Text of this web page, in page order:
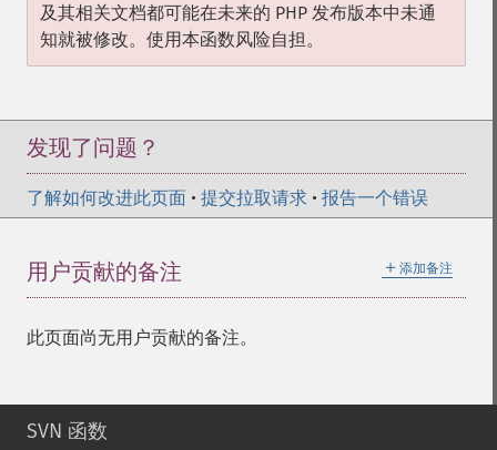
及其相关文档都可能在未来的 PHP 发布版本中未通
知就被修改。使用本函数风险自担。
发现了问题？
了解如何改进此页面 • 提交拉取请求 • 报告一个错误
＋ 添加备注
用户贡献的备注
此页面尚无用户贡献的备注。
SVN 函数